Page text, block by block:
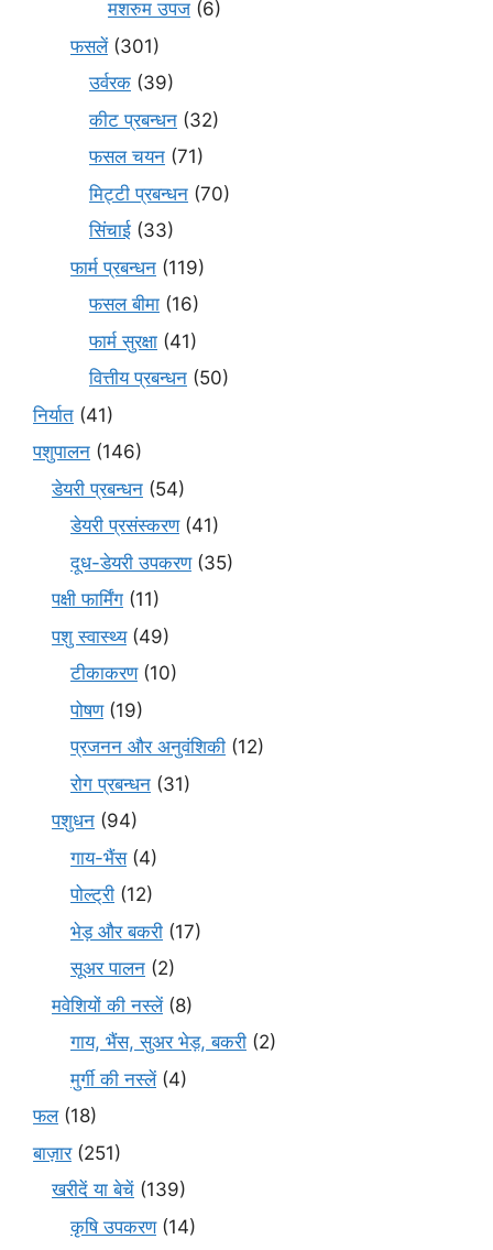
मशरुम उपज (6)
फसलें(301)
उर्वरक (39)
कीट प्रबन्धन (32)
फसल चयन (71)
मि‌ट्टी प्रबन्धन (70)
सिंचाई (33)
फार्म प्रबन्धन (119)
फसल बीमा (16)
फार्म सुरक्षा (41)
वित्तीय प्रबन्धन (50)
निर्यात (41)
पशुपालन (146)
डेयरी प्रबन्धन (54)
डेयरी प्रसंस्करण(41)
दूध-डेयरी उपकरण(35)
पक्षी फार्मिंग (11)
पशु स्वास्थ्य(49)
टीकाकरण(10)
पोषण(19)
प्रजनन और अनुवंशिकी (12)
रोग प्रबन्धन (31)
पशुधन (94)
गाय-भैंस(4)
पोल्ट्री (12)
भेड़ और बकरी (17)
सूअर पालन (2)
मवेशियों की नस्लें(8)
गाय, भैंस, सुअर भेड़, बकरी (2)
मुर्गी की नस्लें(4)
फल(18)
बाज़ार(251)
खरीदें या बेचें (139)
कृषि उपकरण(14)